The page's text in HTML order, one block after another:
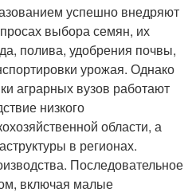
успешно внедряют
выбора семян, их
полива, удобрения почвы,
урожая. Однако
аграрных вузов работают
низкого
области, а
в регионах.
Последовательное
включая малые